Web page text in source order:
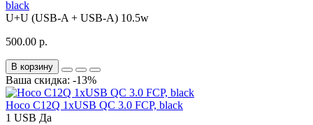
black
U+U (USB-A + USB-A) 10.5w
500.00 р.
В корзину
Ваша скидка: -13%
Hoco C12Q 1xUSB QC 3.0 FCP, black
1 USB Да